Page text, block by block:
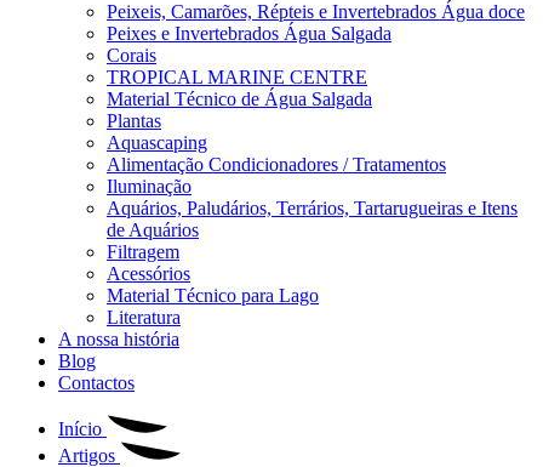
Peixeis, Camarões, Répteis e Invertebrados Água doce
Peixes e Invertebrados Água Salgada
Corais
TROPICAL MARINE CENTRE
Material Técnico de Água Salgada
Plantas
Aquascaping
Alimentação Condicionadores / Tratamentos
Iluminação
Aquários, Paludários, Terrários, Tartarugueiras e Itens
de Aquários
Filtragem
Acessórios
Material Técnico para Lago
Literatura
A nossa história
Blog
Contactos
Início
Artigos